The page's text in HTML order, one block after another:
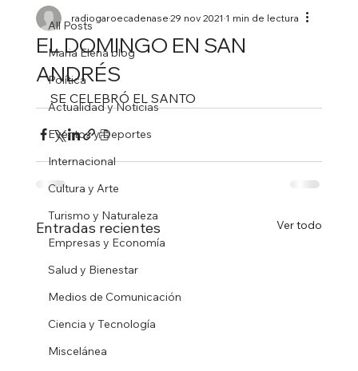
All Posts
Maria Elena blog
Política
Actualidad y Noticias
Eventos y Deportes
Internacional
Cultura y Arte
Turismo y Naturaleza
Empresas y Economía
Salud y Bienestar
Medios de Comunicación
Ciencia y Tecnología
Miscelánea
EL DOMINGO EN SAN
ANDRÉS
radiogaroecadenase29 nov 2021 1 min de lectura
SE CELEBRÓ EL SANTO
Entradas recientes Ver todo